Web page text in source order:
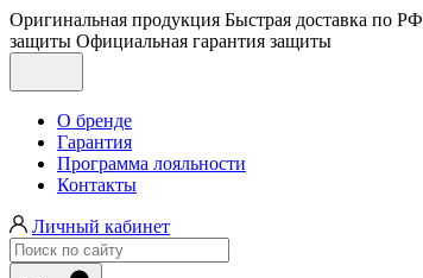
Оригинальная продукция Быстрая доставка по РФ
защиты Официальная гарантия защиты
О бренде
Гарантия
Программа лояльности
Контакты
Личный кабинет